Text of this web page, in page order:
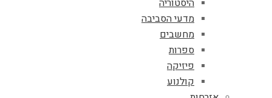
היסטוריה
מדעי הסביבה
מחשבים
ספרות
פיזיקה
קולנוע